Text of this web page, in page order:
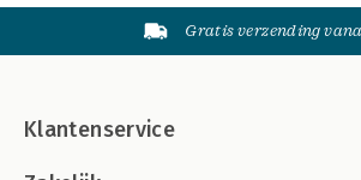
Gratis verzending
Klantenservice